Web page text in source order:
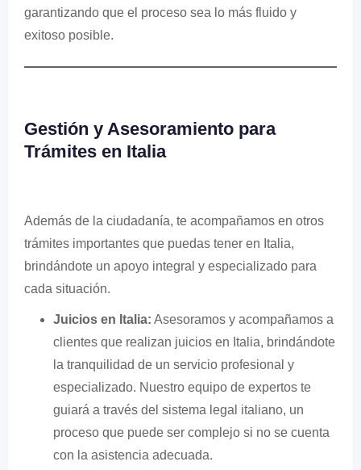
garantizando que el proceso sea lo más fluido y
exitoso posible.
Gestión y Asesoramiento para
Trámites en Italia
Además de la ciudadanía, te acompañamos en otros
trámites importantes que puedas tener en Italia,
brindándote un apoyo integral y especializado para
cada situación.
Juicios en Italia: Asesoramos y acompañamos a
clientes que realizan juicios en Italia, brindándote
la tranquilidad de un servicio profesional y
especializado. Nuestro equipo de expertos te
guiará a través del sistema legal italiano, un
proceso que puede ser complejo si no se cuenta
con la asistencia adecuada.